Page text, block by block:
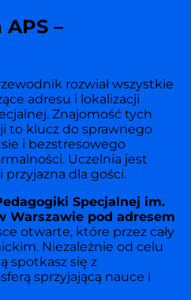
–
rozwiał wszystkie
adresu i lokalizacji
Znajomość tych
to klucz do sprawnego
i bezstresowego
Uczelnia jest
dla gości.
Specjalnej im.
Warszawie pod adresem
otwarte, które przez cały
Niezależnie od celu
spotkasz się z
sprzyjającą nauce i